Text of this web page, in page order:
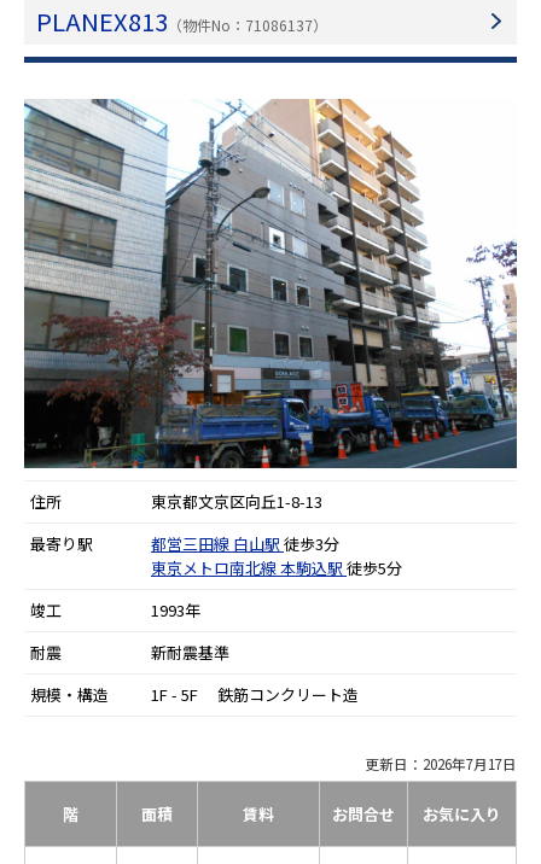
PLANEX813 （物件No：71086137）
住所
東京都文京区向丘1-8-13
最寄り駅
都営三田線 白山駅 徒歩3分
東京メトロ南北線本駒込駅 徒歩5分
竣工
1993年
耐震
新耐震基準
規模・構造
1F - 5F 鉄筋コンクリート造
更新日：2026年7月17日
階 面積 賃料 お問合せ お気に入り